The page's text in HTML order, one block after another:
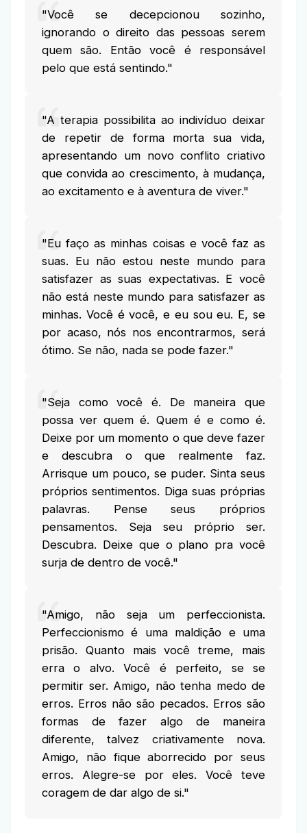
"Você se decepcionou sozinho,
ignorando o direito das pessoas serem
quem são. Então você é responsável
pelo que está sentindo."
"A terapia possibilita ao indivíduo deixar
de repetir de forma morta sua vida,
apresentando um novo conflito criativo
que convida ao crescimento, à mudança,
ao excitamento e à aventura de viver."
"Eu faço as minhas coisas e você faz as
suas. Eu não estou neste mundo para
satisfazer as suas expectativas. E você
não está neste mundo para satisfazer as
minhas. Você é você, e eu sou eu. E, se
por acaso, nós nos encontrarmos, será
ótimo. Se não, nada se pode fazer."
"Seja como você é. De maneira que
possa ver quem é. Quem é e como é.
Deixe por um momento o que deve fazer
e descubra o que realmente faz.
Arrisque um pouco, se puder. Sinta seus
próprios sentimentos. Diga suas próprias
palavras. Pense seus próprios
pensamentos. Seja seu próprio ser.
Descubra. Deixe que o plano pra você
surja de dentro de você."
"Amigo, não seja um perfeccionista.
Perfeccionismo é uma maldição e uma
prisão. Quanto mais você treme, mais
erra o alvo. Você é perfeito, se se
permitir ser. Amigo, não tenha medo de
erros. Erros não são pecados. Erros são
formas de fazer algo de maneira
diferente, talvez criativamente nova.
Amigo, não fique aborrecido por seus
erros. Alegre-se por eles. Você teve
coragem de dar algo de si."